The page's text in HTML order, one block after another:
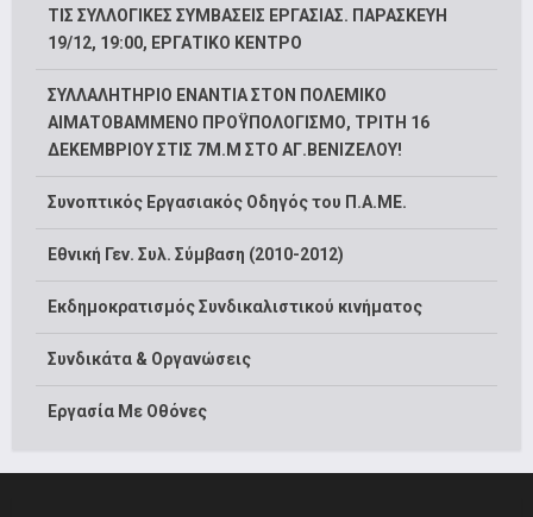
ΤΙΣ ΣΥΛΛΟΓΙΚΕΣ ΣΥΜΒΑΣΕΙΣ ΕΡΓΑΣΙΑΣ. ΠΑΡΑΣΚΕΥΗ
19/12, 19:00, ΕΡΓΑΤΙΚΟ ΚΕΝΤΡΟ
ΣΥΛΛΑΛΗΤΗΡΙΟ ΕΝΑΝΤΙΑ ΣΤΟΝ ΠΟΛΕΜΙΚΟ
ΑΙΜΑΤΟΒΑΜΜΕΝΟ ΠΡΟΫΠΟΛΟΓΙΣΜΟ, ΤΡΙΤΗ 16
ΔΕΚΕΜΒΡΙΟΥ ΣΤΙΣ 7Μ.Μ ΣΤΟ ΑΓ.ΒΕΝΙΖΕΛΟΥ!
Συνοπτικός Εργασιακός Οδηγός του Π.Α.ΜΕ.
Εθνική Γεν. Συλ. Σύμβαση (2010-2012)
Εκδημοκρατισμός Συνδικαλιστικού κινήματος
Συνδικάτα & Οργανώσεις
Εργασία Με Οθόνες